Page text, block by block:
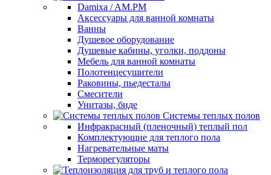
Damixa / AM.PM
Аксессуары для ванной комнаты
Ванны
Душевое оборудование
Душевые кабины, уголки, поддоны
Мебель для ванной комнаты
Полотенцесушители
Раковины, пьедесталы
Смесители
Унитазы, биде
Системы теплых полов
Инфракрасный (пленочный) теплый пол
Комплектующие для теплого пола
Нагревательные маты
Терморегуляторы